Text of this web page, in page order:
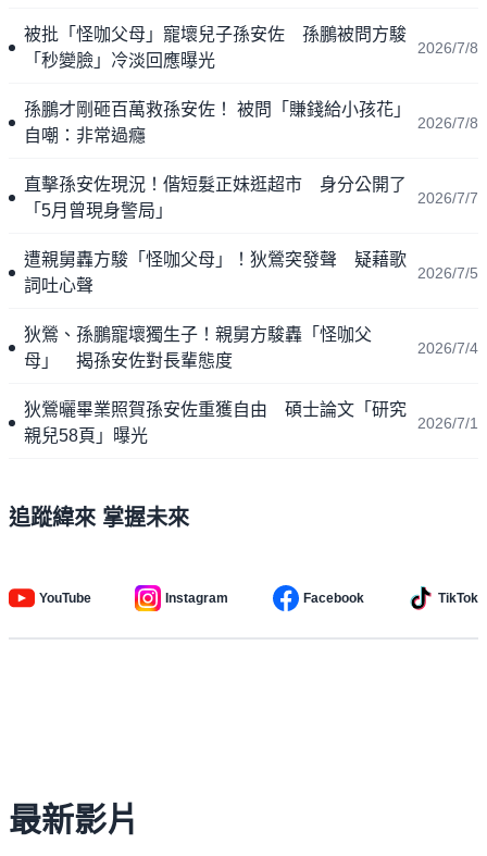
被批「怪咖父母」寵壞兒子孫安佐 孫鵬被問方駿
「秒變臉」冷淡回應曝光
2026/7/8
孫鵬才剛砸百萬救孫安佐！ 被問「賺錢給小孩花」
自嘲：非常過癮
2026/7/8
直擊孫安佐現況！偕短髮正妹逛超市 身分公開了
「5月曾現身警局」
2026/7/7
遭親舅轟方駿「怪咖父母」！狄鶯突發聲 疑藉歌
詞吐心聲
2026/7/5
狄鶯、孫鵬寵壞獨生子！親舅方駿轟「怪咖父
母」 揭孫安佐對長輩態度
2026/7/4
狄鶯曬畢業照賀孫安佐重獲自由 碩士論文「研究
親兒58頁」曝光
2026/7/1
追蹤緯來 掌握未來
YouTube Instagram Facebook TikTok
最新影片